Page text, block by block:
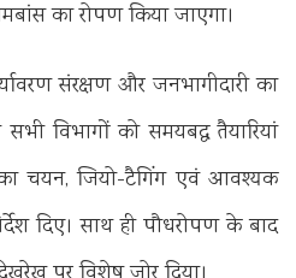
का रोपण किया जाएगा।
संरक्षण और जनभागीदारी का
विभागों को समयबद्ध तैयारियां
चयन, जियो-टैगिंग एवं आवश्यक
दिए। साथ ही पौधरोपण के बाद